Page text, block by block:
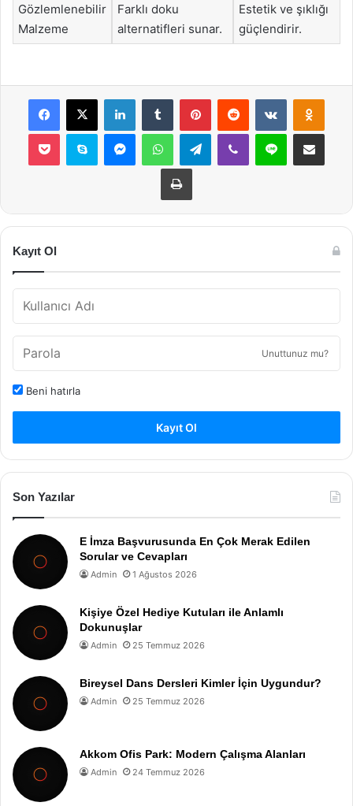
Gözlemlenebilir
Malzeme
Farklı doku
alternatifleri sunar.
Estetik ve şıklığı
güçlendirir.
Facebook
X LinkedInTumblr PinterestReddit VKontakte
Pocket Skype MessengerWhatsAppTelegramViber Line E-Posta ile
Yazdır
Kayıt Ol
Unuttunuz mu?
Beni hatırla
Kayıt Ol
Son Yazılar
E İmza Başvurusunda En Çok Merak Edilen
Sorular ve Cevapları
Admin 1 Ağustos 2026
Kişiye Özel Hediye Kutuları ile Anlamlı
Dokunuşlar
Admin 25 Temmuz 2026
Bireysel Dans Dersleri Kimler İçin Uygundur?
Admin 25 Temmuz 2026
Akkom Ofis Park: Modern Çalışma Alanları
Admin 24 Temmuz 2026